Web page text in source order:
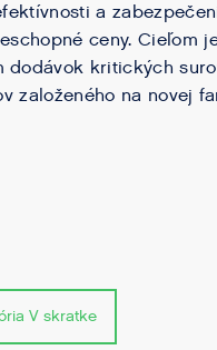
a
ceny. Cieľom
dodávok kritických
založeného na novej
V skratke